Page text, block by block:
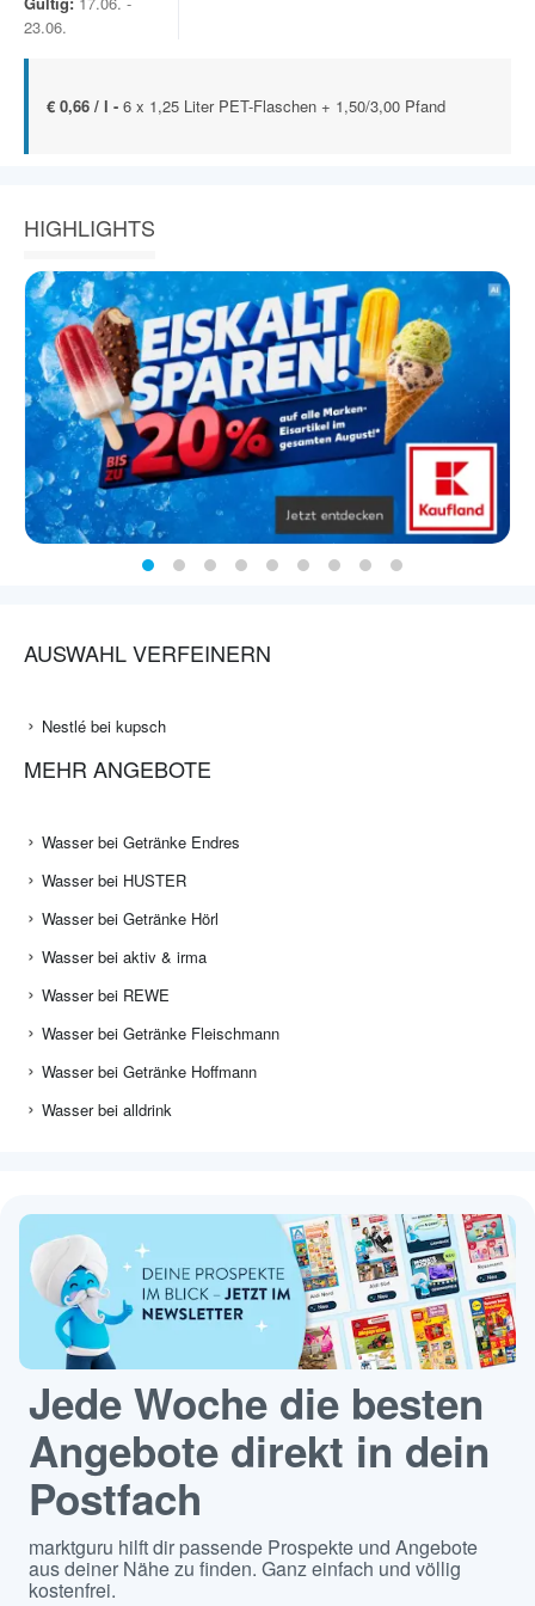
23.06.
€ 0,66 / l - 6 x 1,25 Liter PET-Flaschen + 1,50/3,00 Pfand
HIGHLIGHTS
AUSWAHL VERFEINERN
Nestlé bei kupsch
MEHR ANGEBOTE
Wasser bei Getränke Endres
Wasser bei HUSTER
Wasser bei Getränke Hörl
Wasser bei aktiv & irma
Wasser bei REWE
Wasser bei Getränke Fleischmann
Wasser bei Getränke Hoffmann
Wasser bei alldrink
Jede Woche die besten
Angebote direkt in dein
Postfach
marktguru hilft dir passende Prospekte und Angebote
aus deiner Nähe zu finden. Ganz einfach und völlig
kostenfrei.